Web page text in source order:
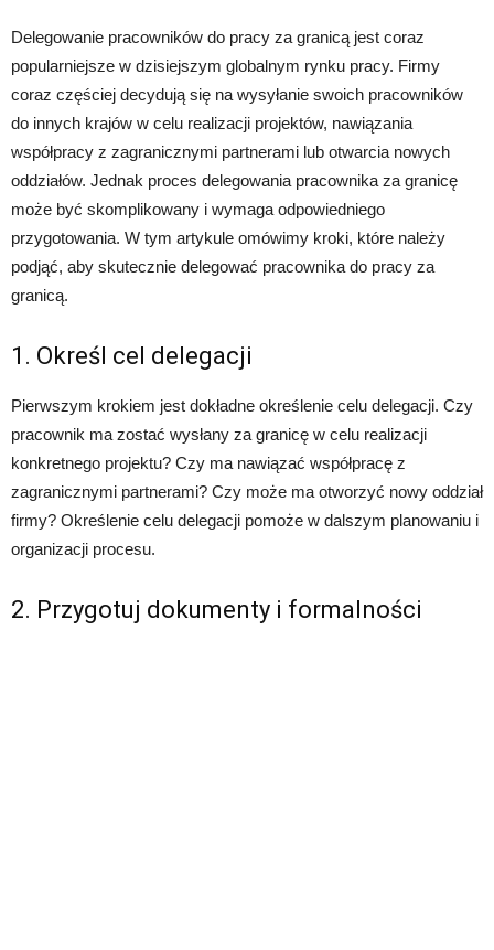
Delegowanie pracowników do pracy za granicą jest coraz
popularniejsze w dzisiejszym globalnym rynku pracy. Firmy
coraz częściej decydują się na wysyłanie swoich pracowników
do innych krajów w celu realizacji projektów, nawiązania
współpracy z zagranicznymi partnerami lub otwarcia nowych
oddziałów. Jednak proces delegowania pracownika za granicę
może być skomplikowany i wymaga odpowiedniego
przygotowania. W tym artykule omówimy kroki, które należy
podjąć, aby skutecznie delegować pracownika do pracy za
granicą.
1. Określ cel delegacji
Pierwszym krokiem jest dokładne określenie celu delegacji. Czy
pracownik ma zostać wysłany za granicę w celu realizacji
konkretnego projektu? Czy ma nawiązać współpracę z
zagranicznymi partnerami? Czy może ma otworzyć nowy oddział
firmy? Określenie celu delegacji pomoże w dalszym planowaniu i
organizacji procesu.
2. Przygotuj dokumenty i formalności